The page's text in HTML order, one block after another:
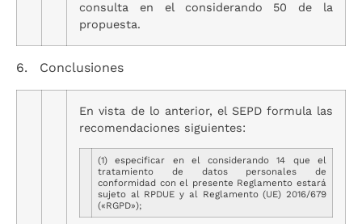
consulta en el considerando 50 de la
propuesta.
6. Conclusiones
En vista de lo anterior, el SEPD formula las
recomendaciones siguientes:
(1) especificar en el considerando 14 que el
tratamiento de datos personales de
conformidad con el presente Reglamento estará
sujeto al RPDUE y al Reglamento (UE) 2016/679
(«RGPD»);